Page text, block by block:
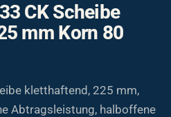
CK Scheibe
mm Korn 80
kletthaftend, 225 mm,
Abtragsleistung, halboffene